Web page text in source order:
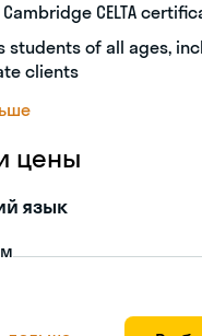
CELTA
students of all ages,
clients
цены
язык